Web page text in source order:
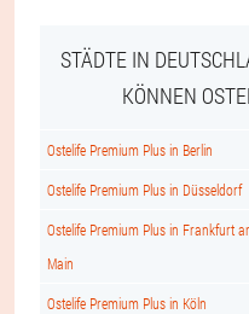
STÄDTE IN
KÖNNEN
Ostelife Premium Plus in Berlin
Ostelife Premium Plus in Düsseldorf
Ostelife Premium Plus in Frankfurt
Main
Ostelife Premium Plus in Köln